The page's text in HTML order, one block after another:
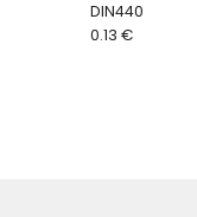
DIN440
0.13 €